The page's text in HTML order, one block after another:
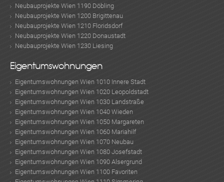
Neubauprojekte Wien 1190 Döbling
Neubauprojekte Wien 1200 Brigittenau
Neubauprojekte Wien 1210 Floridsdorf
Neubauprojekte Wien 1220 Donaustadt
Neubauprojekte Wien 1230 Liesing
Eigentumswohnungen
Eigentumswohnungen Wien 1010 Innere Stadt
Eigentumswohnungen Wien 1020 Leopoldstadt
Eigentumswohnungen Wien 1030 Landstraße
Eigentumswohnungen Wien 1040 Wieden
Eigentumswohnungen Wien 1050 Margareten
Eigentumswohnungen Wien 1060 Mariahilf
Eigentumswohnungen Wien 1070 Neubau
Eigentumswohnungen Wien 1080 Josefstadt
Eigentumswohnungen Wien 1090 Alsergrund
Eigentumswohnungen Wien 1100 Favoriten